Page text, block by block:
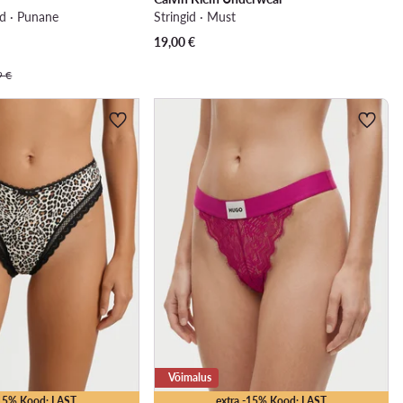
· Punane
€
Stringid · Must
19,00€
Võimalus